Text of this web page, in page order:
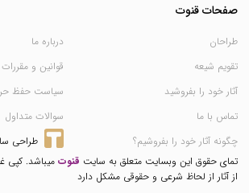
صفحات قنوت
طراحان
تقویم شیعه
آثار خود را بفروشید
تماس با ما
چگونه آثار خود را بفروشیم؟
درباره ما
قوانین و مقررات
سیاست حفظ
سوالات متداول
طراحی
تمای حقوق این وبسایت متعلق به سایت قنوت میباشد. کپی
از آثار از لحاظ شرعی و حقوقی مشکل دارد